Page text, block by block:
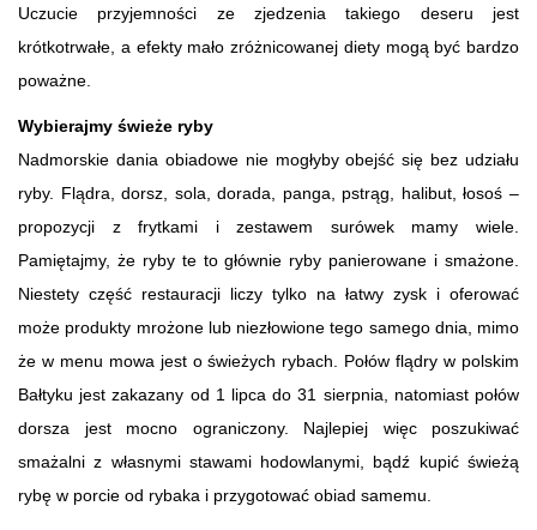
Uczucie przyjemności ze zjedzenia takiego deseru jest
krótkotrwałe, a efekty mało zróżnicowanej diety mogą być bardzo
poważne.
Wybierajmy świeże ryby
Nadmorskie dania obiadowe nie mogłyby obejść się bez udziału
ryby. Flądra, dorsz, sola, dorada, panga, pstrąg, halibut, łosoś –
propozycji z frytkami i zestawem surówek mamy wiele.
Pamiętajmy, że ryby te to głównie ryby panierowane i smażone.
Niestety część restauracji liczy tylko na łatwy zysk i oferować
może produkty mrożone lub niezłowione tego samego dnia, mimo
że w menu mowa jest o świeżych rybach. Połów flądry w polskim
Bałtyku jest zakazany od 1 lipca do 31 sierpnia, natomiast połów
dorsza jest mocno ograniczony. Najlepiej więc poszukiwać
smażalni z własnymi stawami hodowlanymi, bądź kupić świeżą
rybę w porcie od rybaka i przygotować obiad samemu.